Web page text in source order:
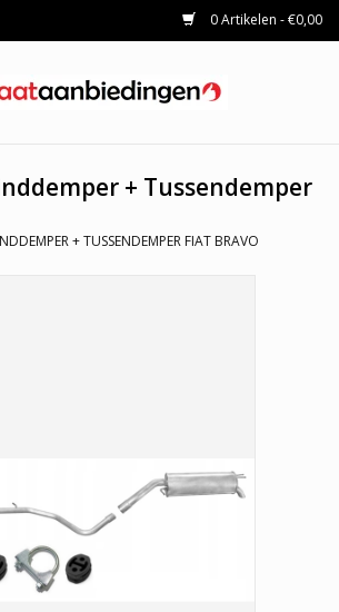
0 Artikelen - €0,00
+ Tussendemper
+ TUSSENDEMPER FIAT BRAVO